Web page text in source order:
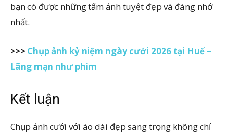
bạn có được những tấm ảnh tuyệt đẹp và đáng nhớ
nhất.
>>> Chụp ảnh kỷ niệm ngày cưới 2026 tại Huế –
Lãng mạn như phim
Kết luận
Chụp ảnh cưới với áo dài đẹp sang trọng không chỉ